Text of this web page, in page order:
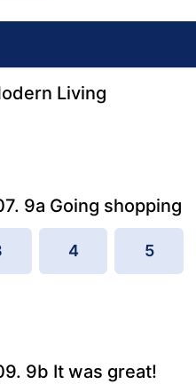
Living
9a Going shopping
4 5
9b It was great!